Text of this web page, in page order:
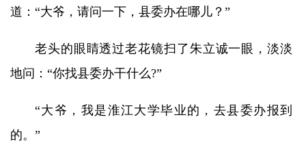
道：“大爷，请问一下，县委办在哪儿？”
老头的眼睛透过老花镜扫了朱立诚一眼，淡淡
地问：“你找县委办干什么?”
“大爷，我是淮江大学毕业的，去县委办报到
的。”